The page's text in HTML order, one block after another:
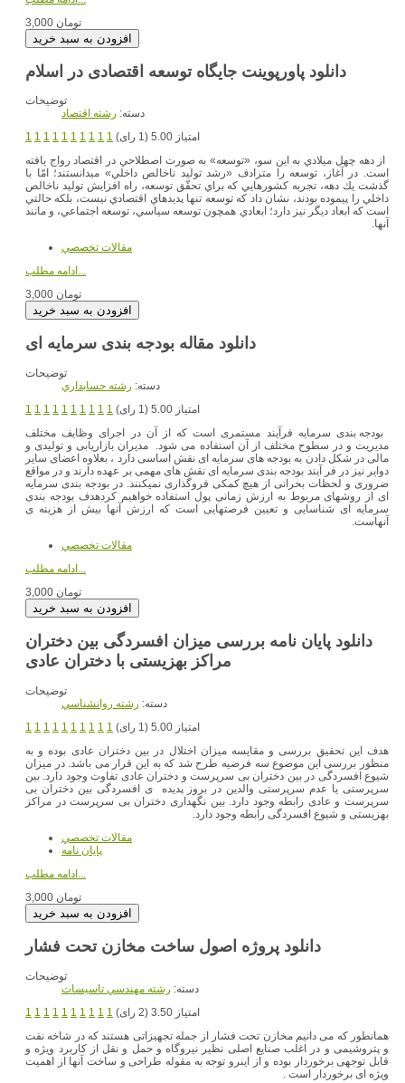
3,000 تومان
دانلود پاورپوینت جایگاه توسعه اقتصادی در اسلام
توضیحات
دسته: رشته اقتصاد
1 1 1 1 1 1 1 1 1 1
امتیاز 5.00 (1 رای)
از دهه چهل ميلادي به اين سو، «توسعه» به صورت اصطلاحي در اقتصاد رواج يافته
است. در آغاز، توسعه را مترادف «رشد توليد ناخالص داخلي» مي‏دانستند؛ امّا با
گذشت يك دهه، تجربه كشورهايي كه براي تحقّق توسعه، راه افزايش توليد ناخالص
داخلي را پيموده بودند، نشان داد كه توسعه تنها پديده‏اي اقتصادي نيست، بلكه حالتي
است كه ابعاد ديگر نيز دارد؛ ابعادي همچون توسعه سياسي، توسعه اجتماعي، و مانند
آن‏ها.
مقالات تخصصي
ادامه مطلب...
3,000 تومان
دانلود مقاله بودجه بندی سرمایه ای
توضیحات
دسته: رشته حسابداري
1 1 1 1 1 1 1 1 1 1
امتیاز 5.00 (1 رای)
بودجه بندی سرمایه فرآیند مستمری است که از آن در اجرای وظایف مختلف
مدیریت و در سطوح مختلف از آن استفاده می شود. مدیران بازاریابی و تولیدی و
مالی در شکل دادن به بودجه های سرمایه ای نقش اساسی دارد ، بعلاوه اعضای سایر
دوایر نیز در فر آیند بودجه بندی سرمایه ای نقش های مهمی بر عهده دارند و در مواقع
ضروری و لحظات بحرانی از هیچ کمکی فروگذاری نمیکنند. در بودجه بندی سرمایه
ای از روشهای مربوط به ارزش زمانی پول استفاده خواهیم کردهدف بودجه بندی
سرمایه ای شناسایی و تعیین فرصتهایی است که ارزش آنها بیش از هزینه ی
آنهاست.
مقالات تخصصي
ادامه مطلب...
3,000 تومان
دانلود پایان نامه بررسی میزان افسردگی بین دختران
مراکز بهزیستی با دختران عادی
توضیحات
دسته: رشته روانشناسي
1 1 1 1 1 1 1 1 1 1
امتیاز 5.00 (1 رای)
هدف این تحقیق بررسی و مقایسه میزان اختلال در بین دختران عادی بوده و به
منظور بررسی این موضوع سه فرضیه طرح شد که به این قرار می باشد. در میزان
شیوع افسردگی در بین دختران بی سرپرست و دختران عادی تفاوت وجود دارد. بین
سرپرستی یا عدم سرپرستی والدین در بروز پدیده ی افسردگی بین دختران بی
سرپرست و عادی رابطه وجود دارد. بین نگهداری دختران بی سرپرست در مراکز
بهزیستی و شیوع افسردگی رابطه وجود دارد.
مقالات تخصصي
پایان نامه
ادامه مطلب...
3,000 تومان
دانلود پروژه اصول ساخت مخازن تحت فشار
توضیحات
دسته: رشته مهندسي تاسيسات
1 1 1 1 1 1 1 1 1 1
امتیاز 3.50 (2 رای)
همانطور که می دانیم مخازن تحت فشار از جمله تجهیزاتی هستند که در شاخه نفت
و پتروشیمی و در اغلب صنایع اصلی نظیر نیروگاه و حمل و نقل از کاربرد ویژه و
قابل توجهی برخوردار بوده و از اینرو توجه به مقوله طراحی و ساخت آنها از اهمیت
ویژه ای برخوردار است .